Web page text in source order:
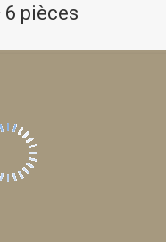
6 pièces